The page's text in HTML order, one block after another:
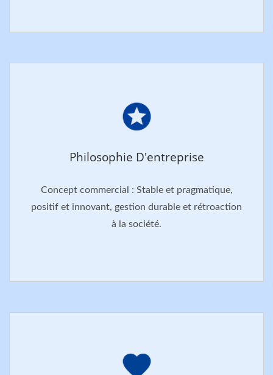
Philosophie D'entreprise
Concept commercial : Stable et pragmatique,
positif et innovant, gestion durable et rétroaction
à la société.